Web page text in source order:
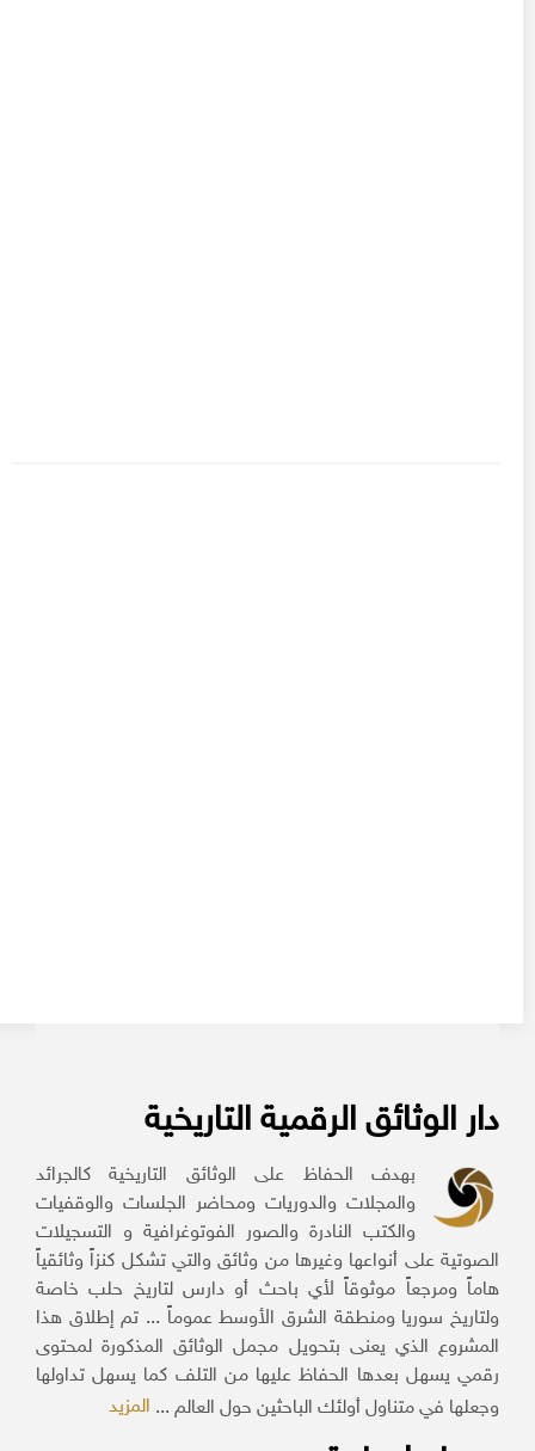
دار الوثائق الرقمية التاريخية
بهدف الحفاظ على الوثائق التاريخية كالجرائد
والمجلات والدوريات ومحاضر الجلسات والوقفيات
والكتب النادرة والصور الفوتوغرافية و التسجيلات
الصوتية على أنواعها وغيرها من وثائق والتي تشكل كنزاً وثائقياً
هاماً ومرجعاً موثوقاً لأي باحث أو دارس لتاريخ حلب خاصة
ولتاريخ سوريا ومنطقة الشرق الأوسط عموماً ... تم إطلاق هذا
المشروع الذي يعنى بتحويل مجمل الوثائق المذكورة لمحتوى
رقمي يسهل بعدها الحفاظ عليها من التلف كما يسهل تداولها
وجعلها في متناول أولئك الباحثين حول العالم ...المزيد